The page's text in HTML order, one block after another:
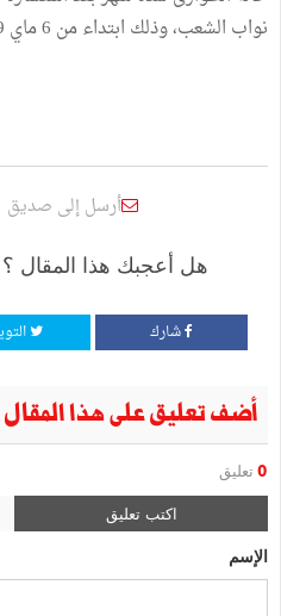
نواب الشعب، وذلك ابتداء من 6 ماي 2019 إلى غاية 4 جوان 2019.
أرسل إلى صديق
هل أعجبك هذا المقال
شارك
أضف تعليق على هذا المقال
0 تعليق
اكتب تعليق
الإسم